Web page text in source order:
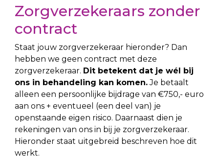
Zorgverzekeraars zonder
contract
Staat jouw zorgverzekeraar hieronder? Dan
hebben we geen contract met deze
zorgverzekeraar. Dit betekent dat je wél bij
ons in behandeling kan komen.Je betaalt
alleen een persoonlijke bijdrage van €750,- euro
aan ons + eventueel (een deel van) je
openstaande eigen risico. Daarnaast dien je
rekeningen van ons in bij je zorgverzekeraar.
Hieronder staat uitgebreid beschreven hoe dit
werkt.